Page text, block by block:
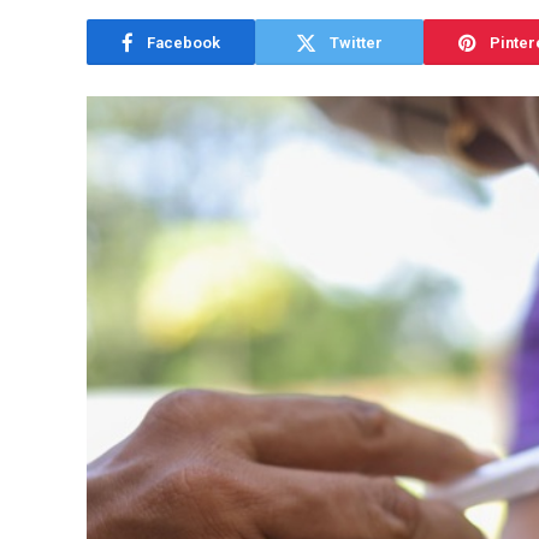
Facebook Twitter